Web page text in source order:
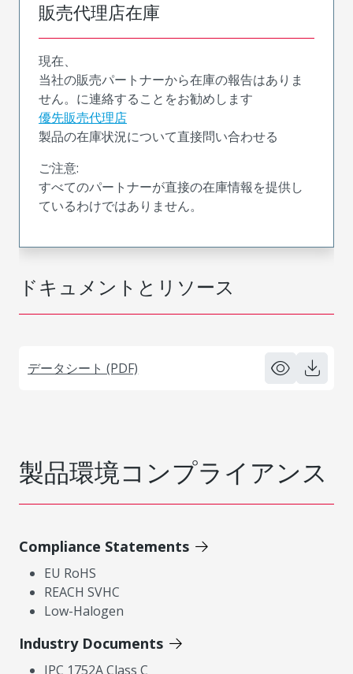
ドキュメントとリソース
データシート (PDF)
販売代理店在庫
現在、
当社の販売パートナーから在庫の報告はありま
せん。に連絡することをお勧めします
優先販売代理店
製品の在庫状況について直接問い合わせる
ご注意:
すべてのパートナーが直接の在庫情報を提供し
ているわけではありません。
製品環境コンプライアンス
Compliance Statements
EU RoHS
REACH SVHC
Low-Halogen
Industry Documents
IPC 1752A Class C